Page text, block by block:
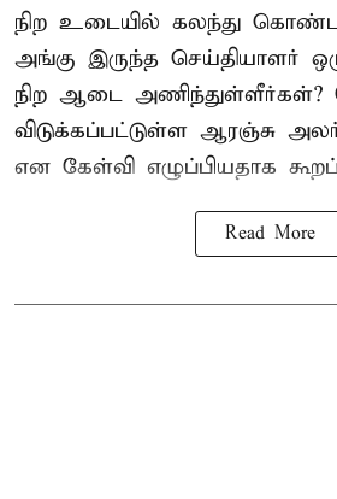
நிற உடையில் கலந்து
அங்கு இருந்த செய்தியாளர்
நிற ஆடை அணிந்துள்ளீர்கள்?
விடுக்கப்பட்டுள்ள ஆரஞ்சு
என கேள்வி எழுப்பியதாக
Read More